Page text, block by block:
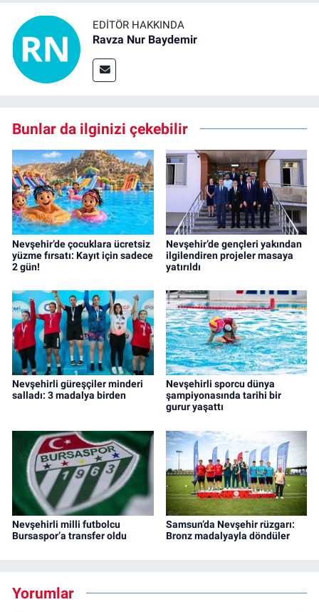
EDITÖR HAKKINDA
Ravza Nur Baydemir
Bunlar da ilginizi çekebilir
Nevşehir’de çocuklara ücretsiz
yüzme fırsatı: Kayıt için sadece
2 gün!
Nevşehir’de gençleri yakından
ilgilendiren projeler masaya
yatırıldı
Nevşehirli güreşçiler minderi
salladı: 3 madalya birden
Nevşehirli sporcu dünya
şampiyonasında tarihi bir
gurur yaşattı
Nevşehirli milli futbolcu
Bursaspor’a transfer oldu
Samsun’da Nevşehir rüzgarı:
Bronz madalyayla döndüler
Yorumlar